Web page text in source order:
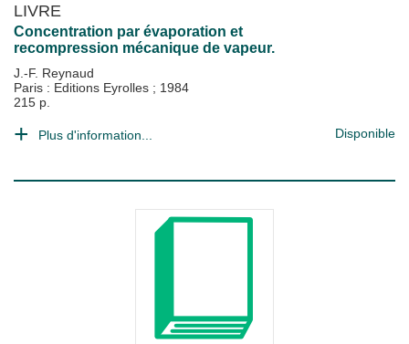
LIVRE
Concentration par évaporation et
recompression mécanique de vapeur.
J.-F. Reynaud
Paris : Editions Eyrolles ; 1984
215 p.
Plus d'information... Disponible